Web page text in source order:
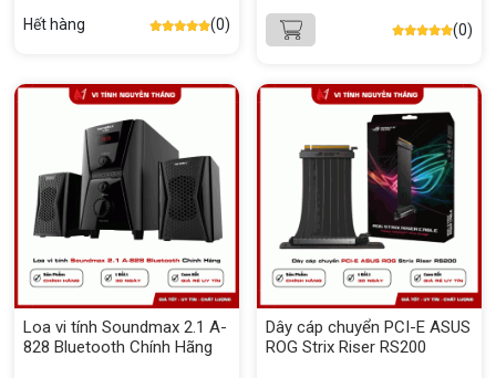
Hết hàng (0) (0)
Loa vi tính Soundmax 2.1 A-
828 Bluetooth Chính Hãng
Dây cáp chuyển PCI-E ASUS
ROG Strix Riser RS200